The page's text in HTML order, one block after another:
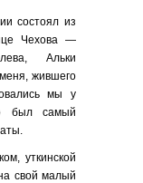
состоял из
Чехова —
Альки
жившего
мы у
был самый
уткинской
свой малый